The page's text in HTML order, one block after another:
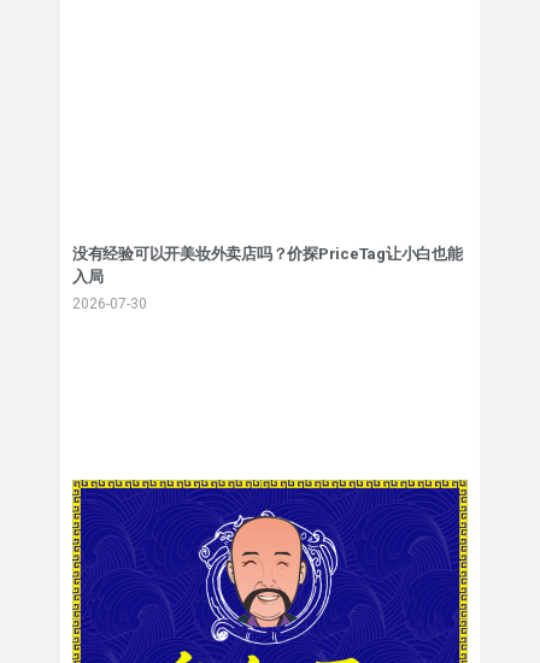
没有经验可以开美妆外卖店吗？价探PriceTag让小白也能
入局
2026-07-30